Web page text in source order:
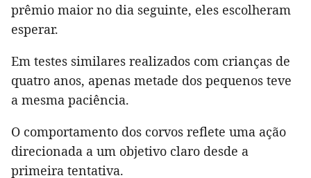
prêmio maior no dia seguinte, eles escolheram
esperar.
Em testes similares realizados com crianças de
quatro anos, apenas metade dos pequenos teve
a mesma paciência.
O comportamento dos corvos reflete uma ação
direcionada a um objetivo claro desde a
primeira tentativa.